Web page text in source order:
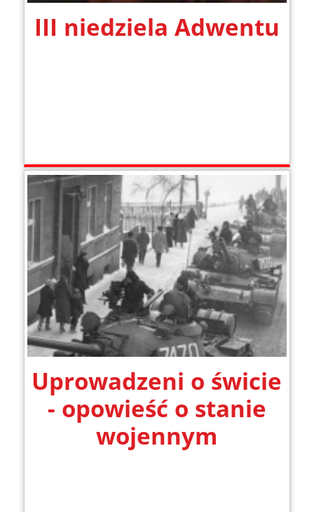
III niedziela Adwentu
Uprowadzeni o świcie
- opowieść o stanie
wojennym